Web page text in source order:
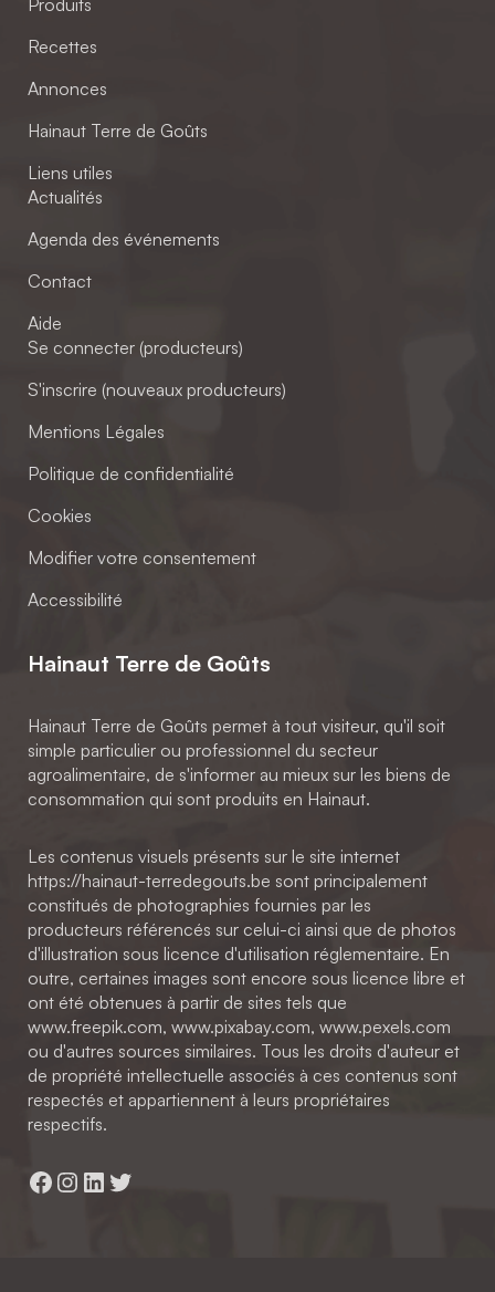
Produits
Recettes
Annonces
Hainaut Terre de Goûts
Liens utiles
Actualités
Agenda des événements
Contact
Aide
Se connecter (producteurs)
S'inscrire (nouveaux producteurs)
Mentions Légales
Politique de confidentialité
Cookies
Modifier votre consentement
Accessibilité
Hainaut Terre de Goûts
Hainaut Terre de Goûts permet à tout visiteur, qu'il soit
simple particulier ou professionnel du secteur
agroalimentaire, de s'informer au mieux sur les biens de
consommation qui sont produits en Hainaut.
Les contenus visuels présents sur le site internet
https://hainaut-terredegouts.be sont principalement
constitués de photographies fournies par les
producteurs référencés sur celui-ci ainsi que de photos
d'illustration sous licence d'utilisation réglementaire. En
outre, certaines images sont encore sous licence libre et
ont été obtenues à partir de sites tels que
www.freepik.com, www.pixabay.com, www.pexels.com
ou d'autres sources similaires. Tous les droits d'auteur et
de propriété intellectuelle associés à ces contenus sont
respectés et appartiennent à leurs propriétaires
respectifs.
Facebook
Instagram
LinkedIn
Twitter